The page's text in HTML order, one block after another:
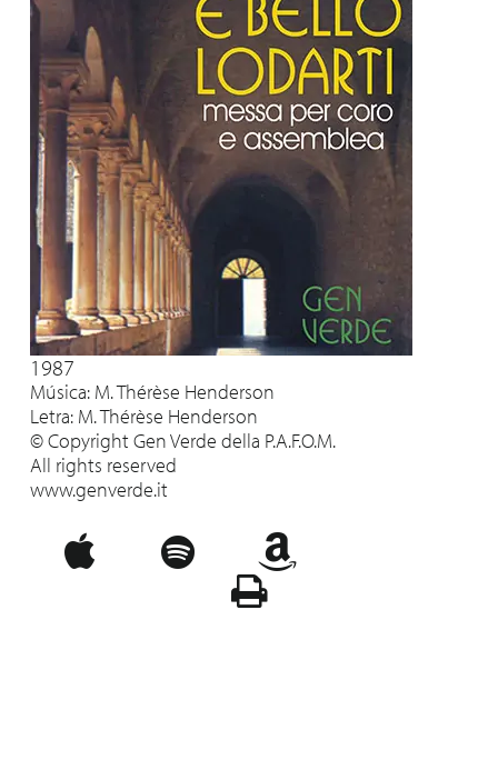
1987
Música: M. Thérèse Henderson
Letra: M. Thérèse Henderson
© Copyright Gen Verde della P.A.F.O.M.
All rights reserved
www.genverde.it